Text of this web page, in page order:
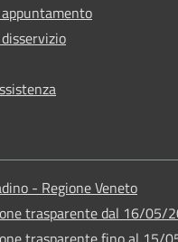
- Regione Veneto
trasparente dal 16/05/